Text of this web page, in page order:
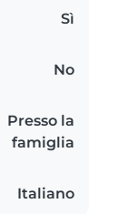
Sì
No
Presso la
famiglia
Italiano